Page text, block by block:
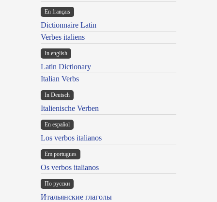
En français
Dictionnaire Latin
Verbes italiens
In english
Latin Dictionary
Italian Verbs
In Deutsch
Italienische Verben
En español
Los verbos italianos
Em portugues
Os verbos italianos
По русски
Итальянские глаголы